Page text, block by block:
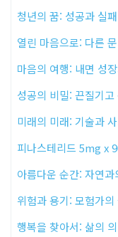
청년의 꿈: 성공과 실
열린 마음으로: 다른
마음의 여행: 내면 성
성공의 비밀: 끈질기고
미래의 미래: 기술과
피나스테리드 5mg x
아름다운 순간: 자연과
위험과 용기: 모험가
행복을 찾아서: 삶의